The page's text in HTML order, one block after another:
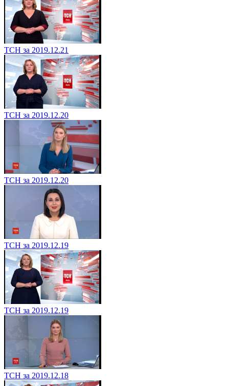
ТСН за 2019.12.21
ТСН за 2019.12.20
ТСН за 2019.12.20
ТСН за 2019.12.19
ТСН за 2019.12.19
ТСН за 2019.12.18